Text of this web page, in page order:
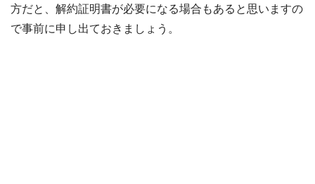
方だと、解約証明書が必要になる場合もあると思いますの
で事前に申し出ておきましょう。